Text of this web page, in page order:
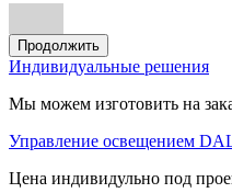
Продолжить
Индивидуальные решения
Мы можем изготовить на
Управление освещением
Цена индивидульно под